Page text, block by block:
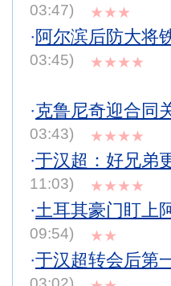
03:47)
★★★
·阿尔滨后防大将
03:45)
★★★★
·克鲁尼奇迎合同
03:43)
★★★★
·于汉超：好兄弟
11:03)
★★★★
·土耳其豪门盯上
09:54)
★★
·于汉超转会后第